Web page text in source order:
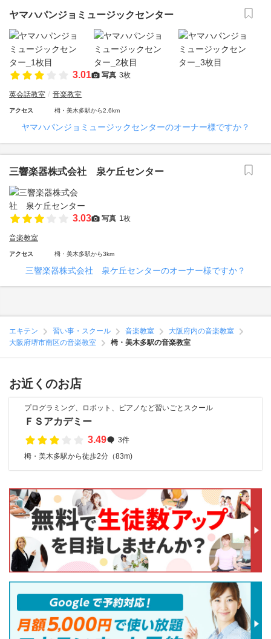
ヤマハパンジョミュージックセンター
3.01 写真 3枚
英会話教室 音楽教室
アクセス 栂・美木多駅から2.6km
ヤマハパンジョミュージックセンターのオーナー様ですか？
三響楽器株式会社 泉ケ丘センター
3.03 写真 1枚
音楽教室
アクセス 栂・美木多駅から3km
三響楽器株式会社 泉ケ丘センターのオーナー様ですか？
エキテン 習い事・スクール 音楽教室
大阪府内の音楽教室
大阪府堺市南区の音楽教室
栂・美木多駅の音楽教室
お近くのお店
プログラミング、ロボット、ピアノなど習いごとスクール
ＦＳアカデミー
3.49
3件
栂・美木多駅から徒歩2分（83m)